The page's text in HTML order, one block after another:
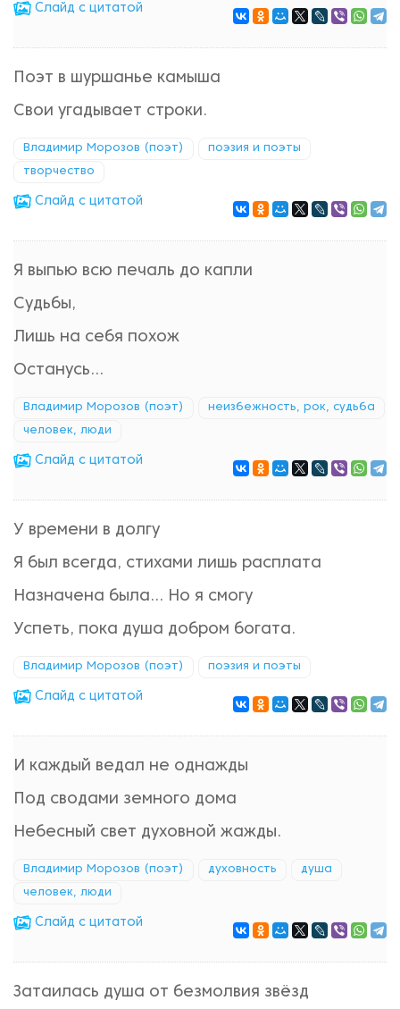
Cлайд с цитатой
Поэт в шуршанье камыша
Свои угадывает строки.
Владимир Морозов (поэт) поэзия и поэты
творчество
Cлайд с цитатой
Я выпью всю печаль до капли
Судьбы,
Лишь на себя похож
Останусь...
Владимир Морозов (поэт) неизбежность, рок, судьба
человек, люди
Cлайд с цитатой
У времени в долгу
Я был всегда, стихами лишь расплата
Назначена была... Но я смогу
Успеть, пока душа добром богата.
Владимир Морозов (поэт) поэзия и поэты
Cлайд с цитатой
И каждый ведал не однажды
Под сводами земного дома
Небесный свет духовной жажды.
Владимир Морозов (поэт) духовность душа
человек, люди
Cлайд с цитатой
Затаилась душа от безмолвия звёзд